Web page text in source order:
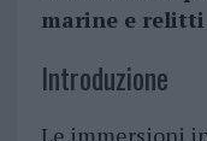
marine e
Introduzione